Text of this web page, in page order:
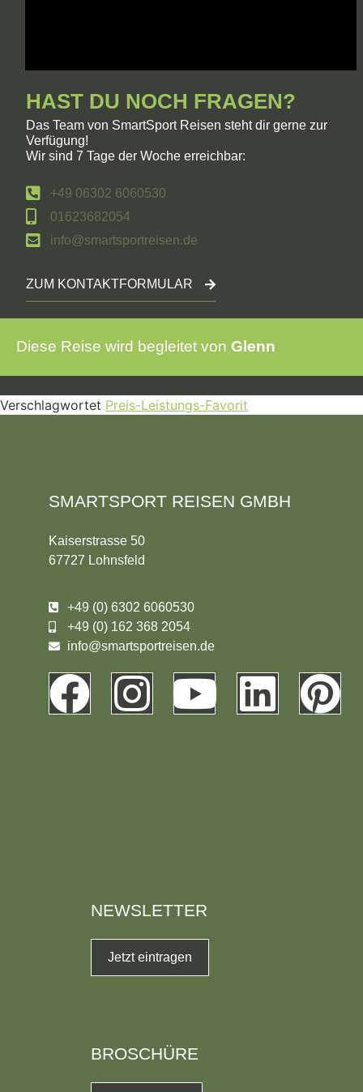
HAST DU NOCH FRAGEN?
Das Team von SmartSport Reisen steht dir gerne zur
Verfügung!
Wir sind 7 Tage der Woche erreichbar:
+49 06302 6060530
01623682054
info@smartsportreisen.de
ZUM KONTAKTFORMULAR
Diese Reise wird begleitet vonGlenn
Verschlagwortet Preis-Leistungs-Favorit
SMARTSPORT REISEN GMBH
Kaiserstrasse 50
67727 Lohnsfeld
+49 (0) 6302 6060530
+49 (0) 162 368 2054
info@smartsportreisen.de
NEWSLETTER
Jetzt eintragen
BROSCHÜRE